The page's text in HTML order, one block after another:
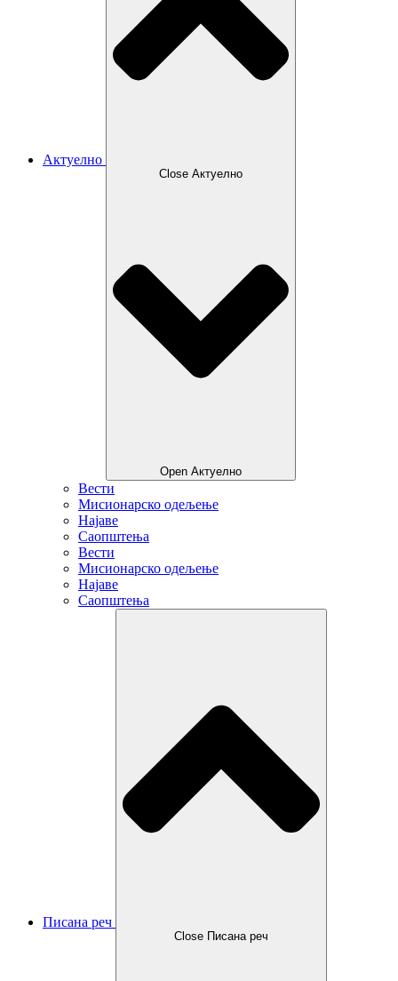
Актуелно
Close Актуелно
Open Актуелно
Вести
Мисионарско одељење
Најаве
Саопштења
Вести
Мисионарско одељење
Најаве
Саопштења
Писана реч
Close Писана реч